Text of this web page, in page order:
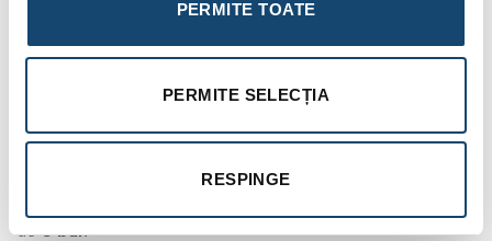
PERMITE TOATE
PERMITE SELECȚIA
RESPINGE
incalzirea in pardoseala
temperatura maxima de60 C.
Produsele sunt fabricate in sistem de management al calitatii
ISO 9001 conform certificatului original ISO 9001:2009,
de6 bar.